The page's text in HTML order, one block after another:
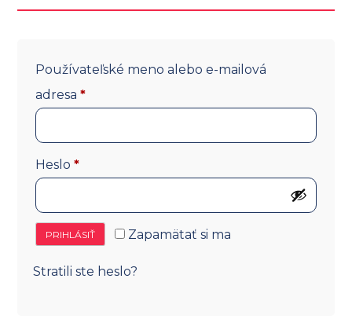
Používateľské meno alebo e-mailová
adresa*Povinné
Heslo*Povinné
Zapamätať si ma
PRIHLÁSIŤ
Stratili ste heslo?